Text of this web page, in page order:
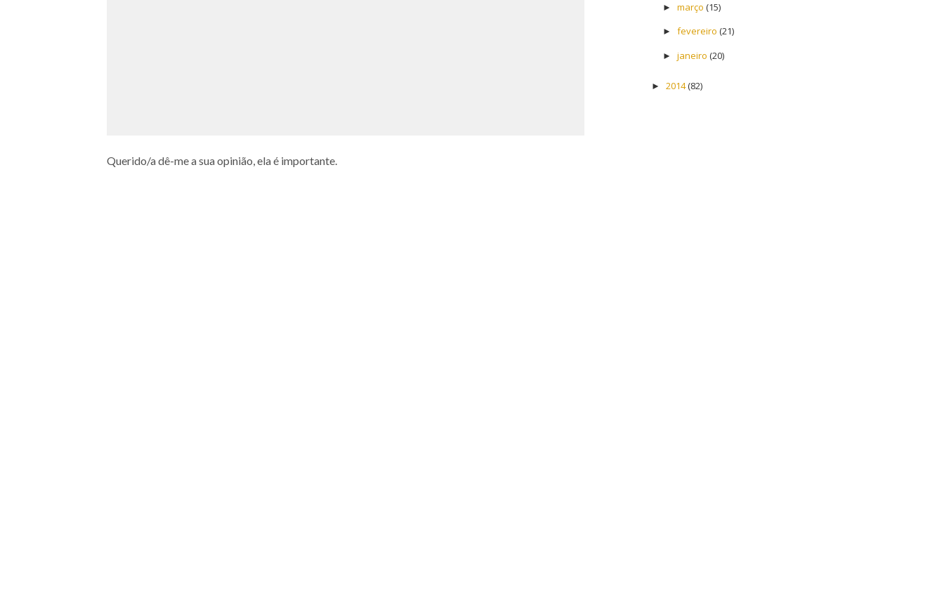
Querido/a dê-me a sua opinião, ela é importante.
► março (15)
► fevereiro (21)
► janeiro (20)
► 2014(82)